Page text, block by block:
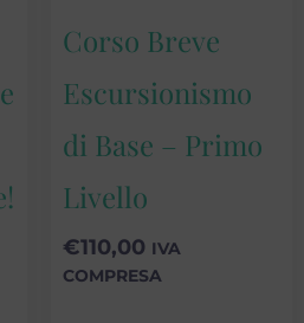
Corso Breve
Escursionismo
di Base – Primo
Livello
€110,00 IVA
COMPRESA